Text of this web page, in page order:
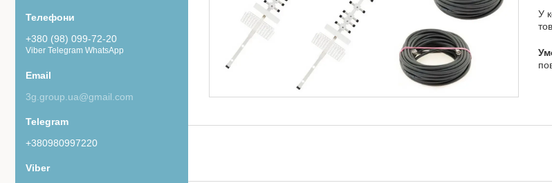
У
+380 (98) 099-72-20
Viber Telegram WhatsApp
3g.group.ua@gmail.com
+380980997220